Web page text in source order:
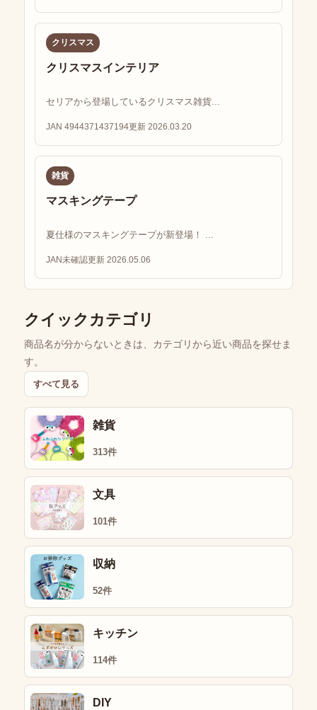
クリスマス
クリスマスインテリア
セリアから登場しているクリスマス雑貨...
JAN 4944371437194更新 2026.03.20
雑貨
マスキングテープ
夏仕様のマスキングテープが新登場！ ...
JAN未確認更新 2026.05.06
クイックカテゴリ
商品名が分からないときは、カテゴリから近い商品を探せま
す。
すべて見る
雑貨
313件
文具
101件
収納
52件
キッチン
114件
DIY